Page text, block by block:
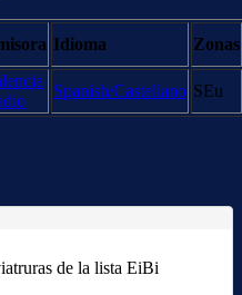
Idioma Zonas
Spanish/Castellano SEu
de la lista EiBi